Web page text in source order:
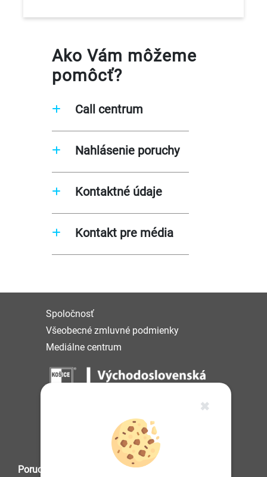
Ako Vám môžeme
pomôcť?
Call centrum
Nahlásenie poruchy
Kontaktné údaje
Kontakt pre média
Spoločnosť
Všeobecné zmluvné podmienky
Mediálne centrum
IČO: 36 570 460
Poruchová služba
✖